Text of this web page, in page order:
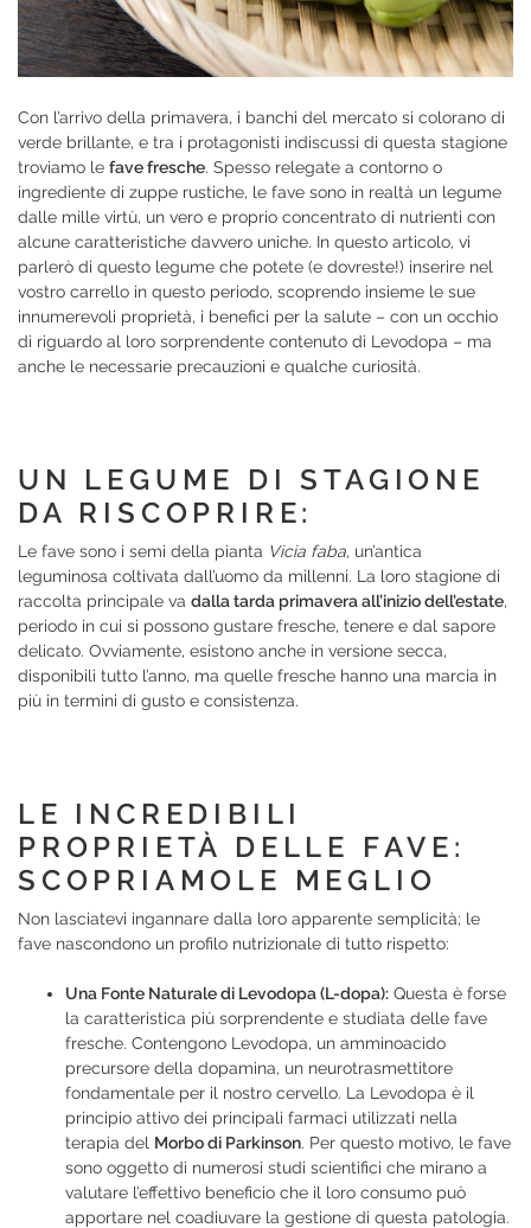
Con l’arrivo della primavera, i banchi del mercato si colorano di
verde brillante, e tra i protagonisti indiscussi di questa stagione
troviamo le fave fresche. Spesso relegate a contorno o
ingrediente di zuppe rustiche, le fave sono in realtà un legume
dalle mille virtù, un vero e proprio concentrato di nutrienti con
alcune caratteristiche davvero uniche. In questo articolo, vi
parlerò di questo legume che potete (e dovreste!) inserire nel
vostro carrello in questo periodo, scoprendo insieme le sue
innumerevoli proprietà, i benefici per la salute – con un occhio
di riguardo al loro sorprendente contenuto di Levodopa – ma
anche le necessarie precauzioni e qualche curiosità.
UN LEGUME DI STAGIONE
DA RISCOPRIRE:
Le fave sono i semi della pianta Vicia faba, un’antica
leguminosa coltivata dall’uomo da millenni. La loro stagione di
raccolta principale va dalla tarda primavera all’inizio dell’estate,
periodo in cui si possono gustare fresche, tenere e dal sapore
delicato. Ovviamente, esistono anche in versione secca,
disponibili tutto l’anno, ma quelle fresche hanno una marcia in
più in termini di gusto e consistenza.
LE INCREDIBILI
PROPRIETÀ DELLE FAVE:
SCOPRIAMOLE MEGLIO
Non lasciatevi ingannare dalla loro apparente semplicità; le
fave nascondono un profilo nutrizionale di tutto rispetto:
Una Fonte Naturale di Levodopa (L-dopa): Questa è forse
la caratteristica più sorprendente e studiata delle fave
fresche. Contengono Levodopa, un amminoacido
precursore della dopamina, un neurotrasmettitore
fondamentale per il nostro cervello. La Levodopa è il
principio attivo dei principali farmaci utilizzati nella
terapia del Morbo di Parkinson. Per questo motivo, le fave
sono oggetto di numerosi studi scientifici che mirano a
valutare l’effettivo beneficio che il loro consumo può
apportare nel coadiuvare la gestione di questa patologia.